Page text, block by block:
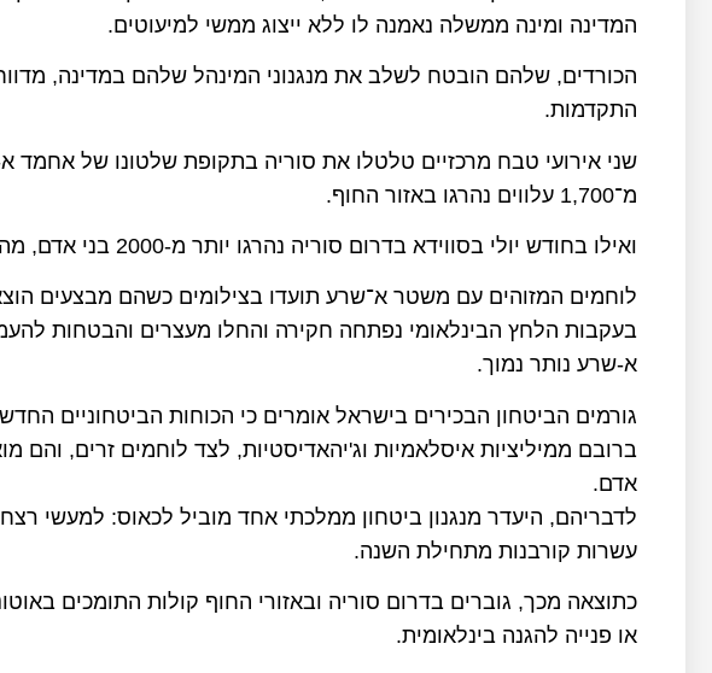
המדינה ומינה ממשלה נאמנה לו ללא ייצוג ממשי למיעוטים.
הכורדים, שלהם הובטח לשלב את מנגנוני המינהל שלהם במדינה,
התקדמות.
שני אירועי טבח מרכזיים טלטלו את סוריה בתקופת שלטונו של אחמד
מ־1,700 עלווים נהרגו באזור החוף.
ואילו בחודש יולי בסווידא בדרום סוריה נהרגו יותר מ-2000 בני אדם, מהם 789 אזרחים דרוזים.
לוחמים המזוהים עם משטר א־שרע תועדו בצילומים כשהם מבצעים
בעקבות הלחץ הבינלאומי נפתחה חקירה והחלו מעצרים והבטחות
א-שרע נותר נמוך.
גורמים הביטחון הבכירים בישראל אומרים כי הכוחות הביטחוניים
ברובם ממיליציות איסלאמיות וג'יהאדיסטיות, לצד לוחמים זרים, והם
אדם.
לדבריהם, היעדר מנגנון ביטחון ממלכתי אחד מוביל לכאוס: למעשי
עשרות קורבנות מתחילת השנה.
כתוצאה מכך, גוברים בדרום סוריה ובאזורי החוף קולות התומכים
או פנייה להגנה בינלאומית.